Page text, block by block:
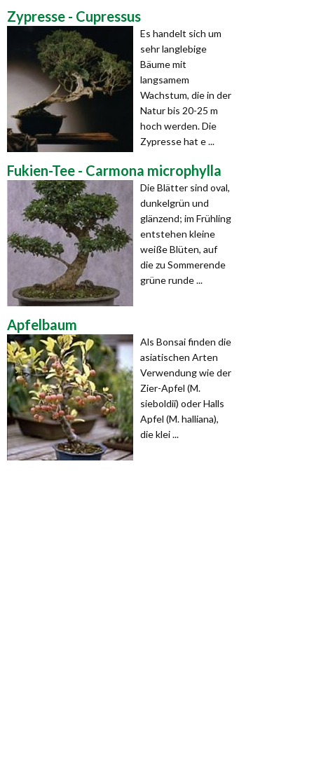
Zypresse - Cupressus
Es handelt sich um
sehr langlebige
Bäume mit
langsamem
Wachstum, die in der
Natur bis 20-25 m
hoch werden. Die
Zypresse hat e ...
Fukien-Tee - Carmona microphylla
Die Blätter sind oval,
dunkelgrün und
glänzend; im Frühling
entstehen kleine
weiße Blüten, auf
die zu Sommerende
grüne runde ...
Apfelbaum
Als Bonsai finden die
asiatischen Arten
Verwendung wie der
Zier-Apfel (M.
sieboldii) oder Halls
Apfel (M. halliana),
die klei ...